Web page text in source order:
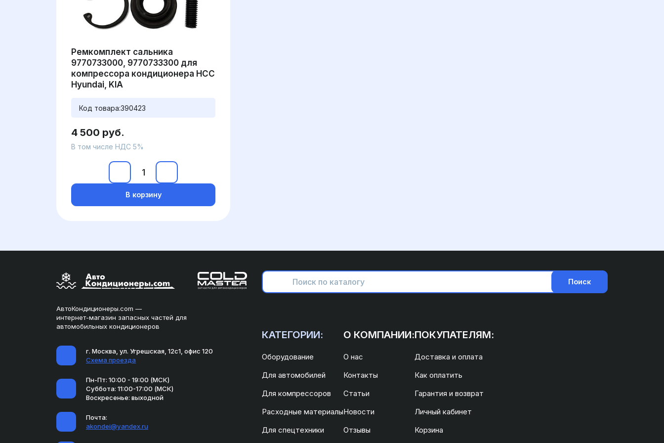
Ремкомплект сальника
9770733000, 9770733300 для
компрессора кондиционера HCC
Hyundai, KIA
Код товара:390423
4 500 руб.
В том числе НДС 5%
В корзину
АвтоКондиционеры.com —
интернет-магазин запасных частей для
автомобильных кондиционеров
г. Москва, ул. Угрешская, 12с1, офис 120
Схема проезда
Пн-Пт: 10:00 - 19:00 (МСК)
Суббота: 11:00-17:00 (МСК)
Воскресенье: выходной
Почта:
akondei@yandex.ru
Поиск
КАТЕГОРИИ:
Оборудование
Для автомобилей
Для компрессоров
Расходные материалы
Для спецтехники
О КОМПАНИИ:
О нас
Контакты
Статьи
Новости
Отзывы
ПОКУПАТЕЛЯМ:
Доставка и оплата
Как оплатить
Гарантия и возврат
Личный кабинет
Корзина